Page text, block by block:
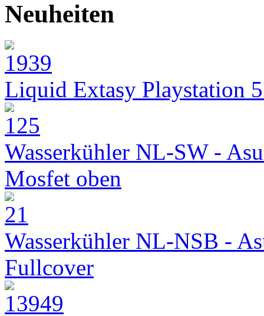
Neuheiten
Liquid Extasy Playstation
Wasserkühler NL-SW -
Mosfet oben
Wasserkühler NL-NSB -
Fullcover